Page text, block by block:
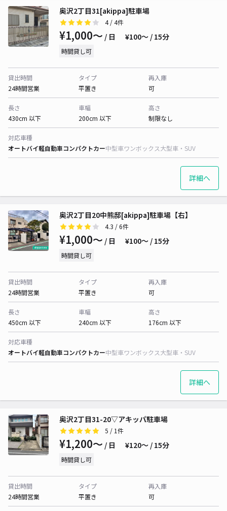
奥沢2丁目31[akippa]駐車場
4/ 4件
¥1,000〜 / 日 ¥100〜 / 15分
時間貸し可
貸出時間
24時間営業
タイプ
平置き
再入庫
可
長さ
430cm 以下
車幅
200cm 以下
高さ
制限なし
対応車種
オートバイ軽自動車コンパクトカー中型車ワンボックス大型車・SUV
詳細へ
奥沢2丁目20中熊邸[akippa]駐車場【右】
4.3 / 6件
¥1,000〜 / 日 ¥100〜 / 15分
時間貸し可
貸出時間
24時間営業
タイプ
平置き
再入庫
可
長さ
450cm 以下
車幅
240cm 以下
高さ
176cm 以下
対応車種
オートバイ軽自動車コンパクトカー中型車ワンボックス大型車・SUV
詳細へ
奥沢2丁目31-20▽アキッパ駐車場
5 / 1件
¥1,200〜 / 日 ¥120〜 / 15分
時間貸し可
貸出時間
24時間営業
タイプ
平置き
再入庫
可